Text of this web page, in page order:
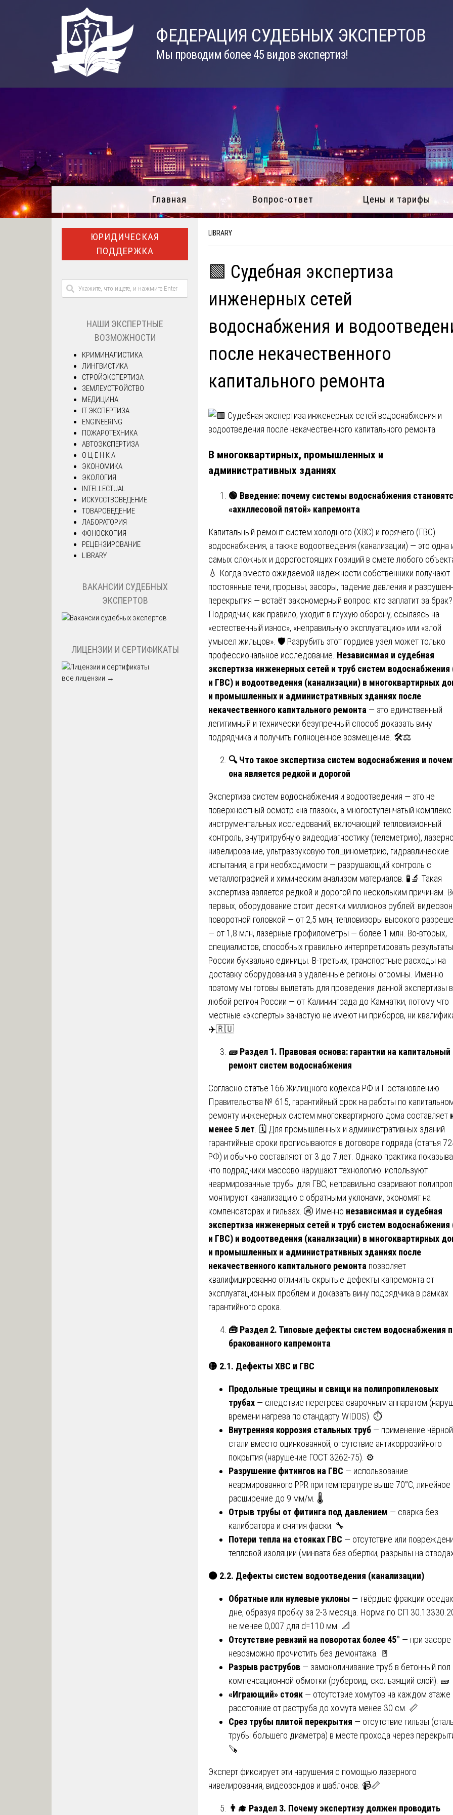
ФЕДЕРАЦИЯ СУДЕБНЫХ ЭКСПЕРТОВ
Мы проводим более 45 видов экспертиз!
Главная Вопрос-ответ Цены и тарифы
LIBRARY
🟩 Судебная экспертиза
инженерных сетей
водоснабжения и
после некачественного
капитального ремонта
В многоквартирных, промышленных и
административных зданиях
🟢 Введение: почему системы водоснабжения
«ахиллесовой пятой» капремонта
Капитальный ремонт систем холодного (ХВС) и горячего (ГВС)
водоснабжения, а также водоотведения (канализации) — это одна
самых сложных и дорогостоящих позиций в смете любого
💧 Когда вместо ожидаемой надёжности собственники получают
постоянные течи, прорывы, засоры, падение давления и
перекрытия — встаёт закономерный вопрос: кто заплатит за брак?
Подрядчик, как правило, уходит в глухую оборону, ссылаясь на
«естественный износ», «неправильную эксплуатацию» или «злой
умысел жильцов». 🛡️ Разрубить этот гордиев узел может только
профессиональное исследование. Независимая и судебная
экспертиза инженерных сетей и труб систем
и ГВС) и водоотведения (канализации) в многоквартирных
и промышленных и административных зданиях после
некачественного капитального ремонта — это единственный
легитимный и технически безупречный способ доказать вину
подрядчика и получить полноценное возмещение. 🛠️⚖️
🔍Что такое экспертиза систем водоснабжения и
она является редкой и дорогой
Экспертиза систем водоснабжения и водоотведения — это не
поверхностный осмотр «на глазок», а многоступенчатый комплекс
инструментальных исследований, включающий тепловизионный
контроль, внутритрубную видеодиагностику (телеметрию),
нивелирование, ультразвуковую толщинометрию, гидравлические
испытания, а при необходимости — разрушающий контроль с
металлографией и химическим анализом материалов. 🧪🔬 Такая
экспертиза является редкой и дорогой по нескольким причинам.
первых, оборудование стоит десятки миллионов рублей:
поворотной головкой — от 2,5 млн, тепловизоры высокого
— от 1,8 млн, лазерные профилометры — более 1 млн. Во-вторых,
специалистов, способных правильно интерпретировать
России буквально единицы. В-третьих, транспортные расходы на
доставку оборудования в удалённые регионы огромны. Именно
поэтому мы готовы вылетать для проведения данной экспертизы в
любой регион России — от Калининграда до Камчатки, потому что
местные «эксперты» зачастую не имеют ни приборов, ни
✈️🇷🇺
🧱 Раздел 1. Правовая основа: гарантии на капитальный
ремонт систем водоснабжения
Согласно статье 166 Жилищного кодекса РФ и Постановлению
Правительства № 615, гарантийный срок на работы по
ремонту инженерных систем многоквартирного дома составляет
менее 5 лет . 🗓️ Для промышленных и административных зданий
гарантийные сроки прописываются в договоре подряда (статья
РФ) и обычно составляют от 3 до 7 лет. Однако практика
что подрядчики массово нарушают технологию: используют
неармированные трубы для ГВС, неправильно сваривают
монтируют канализацию с обратными уклонами, экономят на
компенсаторах и гильзах. 🚱 Именно независимая и судебная
экспертиза инженерных сетей и труб систем
и ГВС) и водоотведения (канализации) в многоквартирных
и промышленных и административных зданиях после
некачественного капитального ремонта позволяет
квалифицированно отличить скрытые дефекты капремонта от
эксплуатационных проблем и доказать вину подрядчика в рамках
гарантийного срока.
🧰 Раздел 2. Типовые дефекты систем водоснабжения
бракованного капремонта
🟡 2.1. Дефекты ХВС и ГВС
Продольные трещины и свищи на полипропиленовых
трубах — следствие перегрева сварочным аппаратом
времени нагрева по стандарту WIDOS). ⏱️
Внутренняя коррозия стальных труб — применение чёрной
стали вместо оцинкованной, отсутствие антикоррозийного
покрытия (нарушение ГОСТ 3262-75). ⚙️
Разрушение фитингов на ГВС — использование
неармированного PPR при температуре выше 70°C, линейное
расширение до 9 мм/м. 🌡️
Отрыв трубы от фитинга под давлением — сварка без
калибратора и снятия фаски. 🔧
Потери тепла на стояках ГВС — отсутствие или
тепловой изоляции (минвата без обертки, разрывы на
🟠 2.2. Дефекты систем водоотведения (канализации)
Обратные или нулевые уклоны — твёрдые фракции
дне, образуя пробку за 2-3 месяца. Норма по СП
не менее 0,007 для d=110 мм. 📐
Отсутствие ревизий на поворотах более 45° — при засоре
невозможно прочистить без демонтажа. 🚪
Разрыв раструбов — замоноличивание труб в бетонный пол
компенсационной обмотки (рубероид, скользящий слой). 🧱
«Играющий» стояк — отсутствие хомутов на каждом этаже
расстояние от раструба до хомута менее 30 см. 📏
Срез трубы плитой перекрытия — отсутствие гильзы
трубы большего диаметра) в месте прохода через
🪚
Эксперт фиксирует эти нарушения с помощью лазерного
нивелирования, видеозондов и шаблонов. 📹📏
👨 Раздел 3. Почему экспертизу должен проводить
ЮРИДИЧЕСКАЯ
ПОДДЕРЖКА
НАШИ ЭКСПЕРТНЫЕ
ВОЗМОЖНОСТИ
КРИМИНАЛИСТИКА
ЛИНГВИСТИКА
СТРОЙЭКСПЕРТИЗА
ЗЕМЛЕУСТРОЙСТВО
МЕДИЦИНА
IT ЭКСПЕРТИЗА
ENGINEERING
ПОЖАРОТЕХНИКА
АВТОЭКСПЕРТИЗА
О Ц Е Н К А
ЭКОНОМИКА
ЭКОЛОГИЯ
INTELLECTUAL
ИСКУССТВОВЕДЕНИЕ
ТОВАРОВЕДЕНИЕ
ЛАБОРАТОРИЯ
ФОНОСКОПИЯ
РЕЦЕНЗИРОВАНИЕ
LIBRARY
ВАКАНСИИ СУДЕБНЫХ
ЭКСПЕРТОВ
ЛИЦЕНЗИИ И СЕРТИФИКАТЫ
все лицензии →